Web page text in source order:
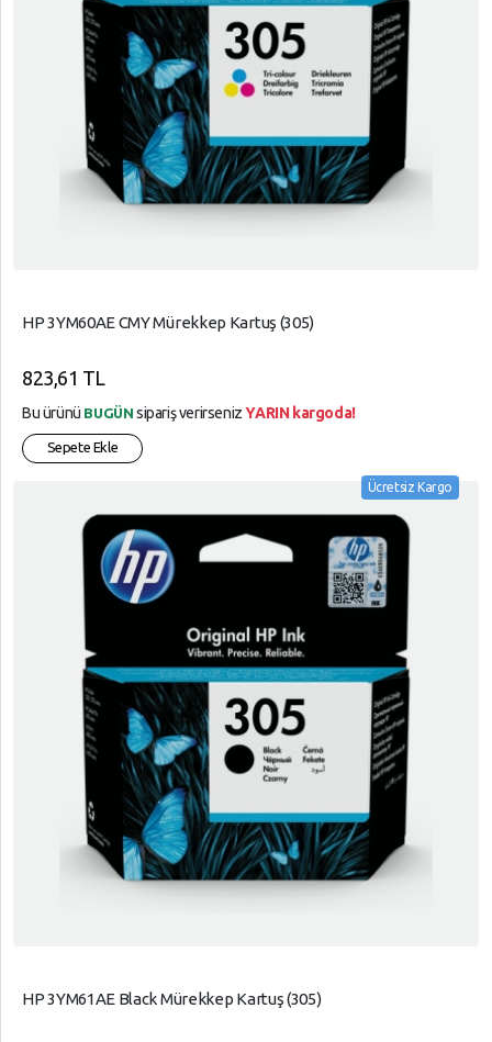
HP 3YM60AE CMY Mürekkep Kartuş (305)
823,61 TL
Bu ürünü BUGÜN sipariş verirsenizYARIN kargoda!
Sepete Ekle
Ücretsiz Kargo
HP 3YM61AE Black Mürekkep Kartuş (305)